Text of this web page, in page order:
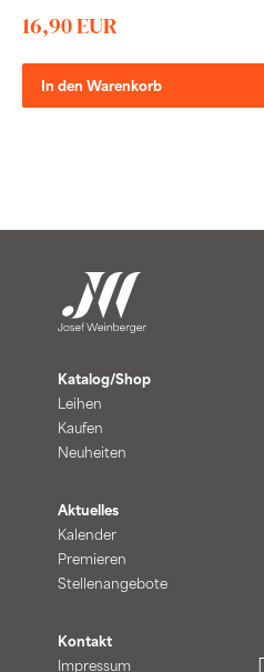
16,90 EUR
In den Warenkorb
Katalog/Shop
Leihen
Kaufen
Neuheiten
Aktuelles
Kalender
Premieren
Stellenangebote
Kontakt
Impressum